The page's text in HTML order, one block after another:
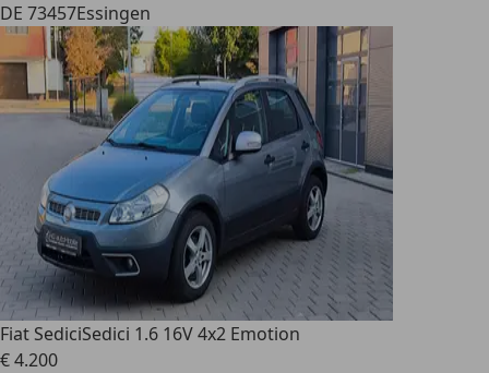
DE 73457Essingen
Fiat SediciSedici 1.6 16V 4x2 Emotion
€ 4.200